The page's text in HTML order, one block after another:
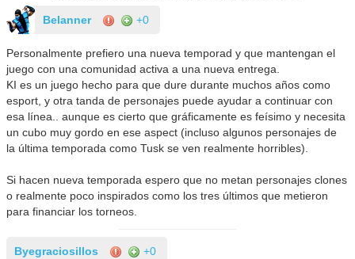
Belanner +0
Personalmente prefiero una nueva temporad y que mantengan el
juego con una comunidad activa a una nueva entrega.
KI es un juego hecho para que dure durante muchos años como
esport, y otra tanda de personajes puede ayudar a continuar con
esa línea.. aunque es cierto que gráficamente es feísimo y necesita
un cubo muy gordo en ese aspect (incluso algunos personajes de
la última temporada como Tusk se ven realmente horribles).
Si hacen nueva temporada espero que no metan personajes clones
o realmente poco inspirados como los tres últimos que metieron
para financiar los torneos.
Byegraciosillos +0